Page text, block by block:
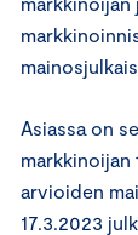
Asiassa on
markkinoijan
arvioiden
17.3.2023